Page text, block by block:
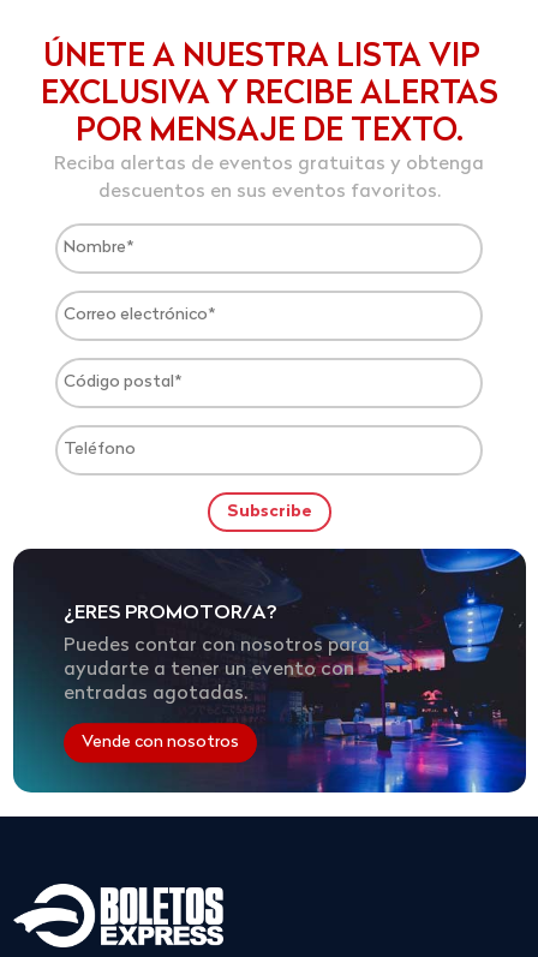
ÚNETE A NUESTRA LISTA VIP
EXCLUSIVA Y RECIBE ALERTAS
POR MENSAJE DE TEXTO.
Reciba alertas de eventos gratuitas y obtenga
descuentos en sus eventos favoritos.
¿ERES PROMOTOR/A?
Puedes contar con nosotros para
ayudarte a tener un evento con
entradas agotadas.
Vende con nosotros